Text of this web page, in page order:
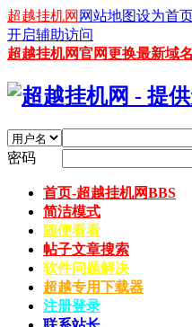
超越挂机网 网站地图设为首
开启辅助访问
超越挂机网官网更换最新域
密码
首页-超越挂机网BBS
简洁模式
随便看看
帖子文章搜索
软件问题解决
超越专用下载器
注册登录